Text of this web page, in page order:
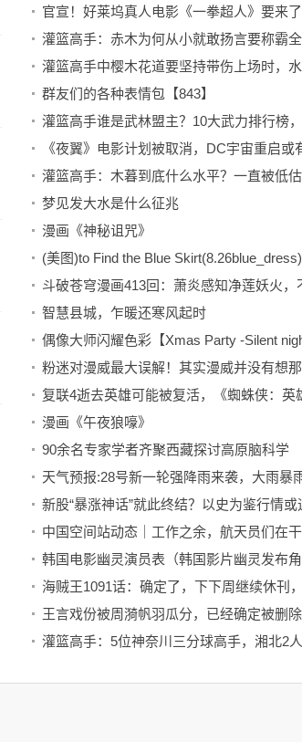
官宣！好莱坞真人电影《一拳超人》要来了
群友们的各种表情包【843】
梦见发大水是什么征兆
漫画《神秘诅咒》
(美图)to Find the Blue Skirt(8.26blue_dress)
智慧县城，乍暖还寒风起时
漫画《午夜狼嚎》
90余名专家学者齐聚西藏探讨高原脑科学